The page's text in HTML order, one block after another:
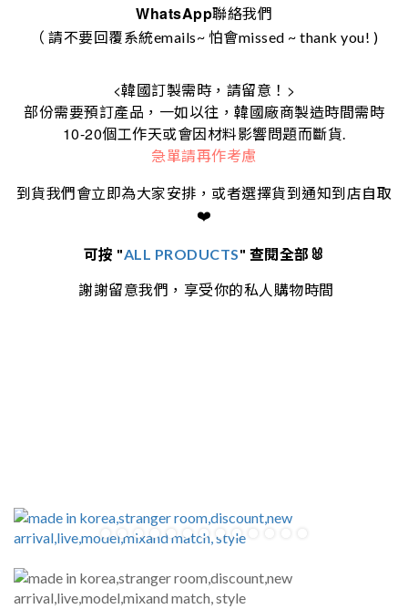
WhatsApp聯絡我們
（ 請不要回覆系統emails~ 怕會missed ~ thank you! )
<韓國訂製需時，請留意！ >
部份需要預訂產品，一如以往，韓國廠商製造時間需時
10-20個工作天或會因材料影響問題而斷貨.
急單請再作考慮
到貨我們會立即為大家安排，或者選擇貨到通知到店自取
❤️
可按 "ALL PRODUCTS" 查閱全部🐰
謝謝留意我們，享受你的私人購物時間